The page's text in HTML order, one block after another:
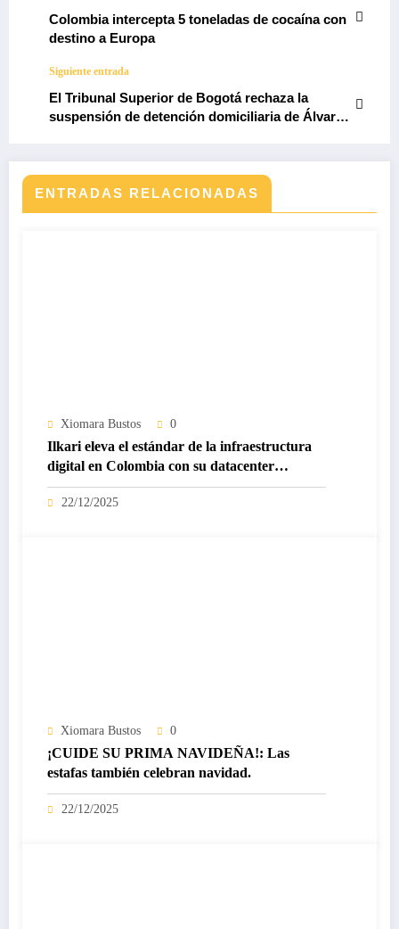
Colombia intercepta 5 toneladas de cocaína con
destino a Europa
Siguiente entrada
El Tribunal Superior de Bogotá rechaza la
suspensión de detención domiciliaria de Álvaro
ENTRADAS RELACIONADAS
Xiomara Bustos 0
Ilkari eleva el estándar de la infraestructura
digital en Colombia con su datacenter
certificado Nivel IV de ICREA
22/12/2025
Xiomara Bustos 0
¡CUIDE SU PRIMA NAVIDEÑA!: Las
estafas también celebran navidad.
22/12/2025